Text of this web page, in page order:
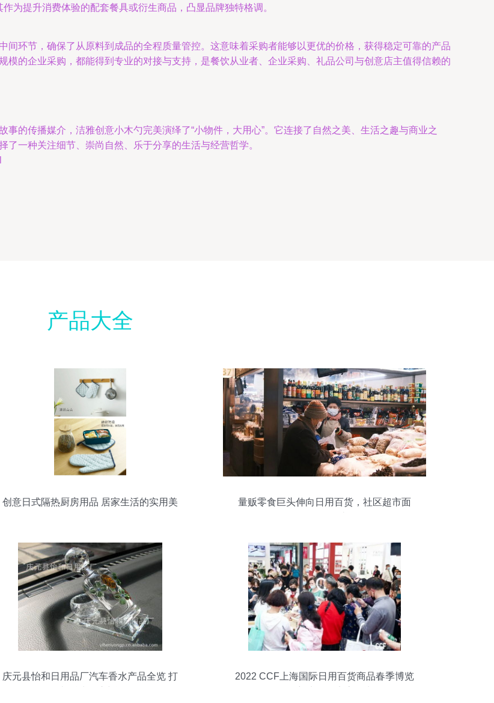
为提升消费体验的配套餐具或衍生商品，凸显品牌独特格调。
环节，确保了从原料到成品的全程质量管控。这意味着采购者能够以更优的价格，获得稳定可靠的产品
的企业采购，都能得到专业的对接与支持，是餐饮从业者、企业采购、礼品公司与创意店主值得信赖的
的传播媒介，洁雅创意小木勺完美演绎了“小物件，大用心”。它连接了自然之美、生活之趣与商业之
一种关注细节、崇尚自然、乐于分享的生活与经营哲学。
产品大全
创意日式隔热厨房用品 居家生活的实用美
量贩零食巨头伸向日用百货，社区超市面
庆元县怡和日用品厂汽车香水产品全览 打
2022 CCF上海国际日用百货商品春季博览